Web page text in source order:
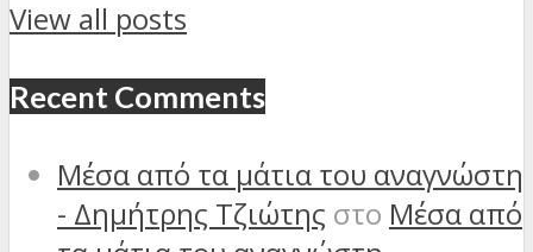
View all posts
Recent Comments
Μέσα από τα μάτια του αναγνώστη
- Δημήτρης Τζιώτης στο Μέσα από